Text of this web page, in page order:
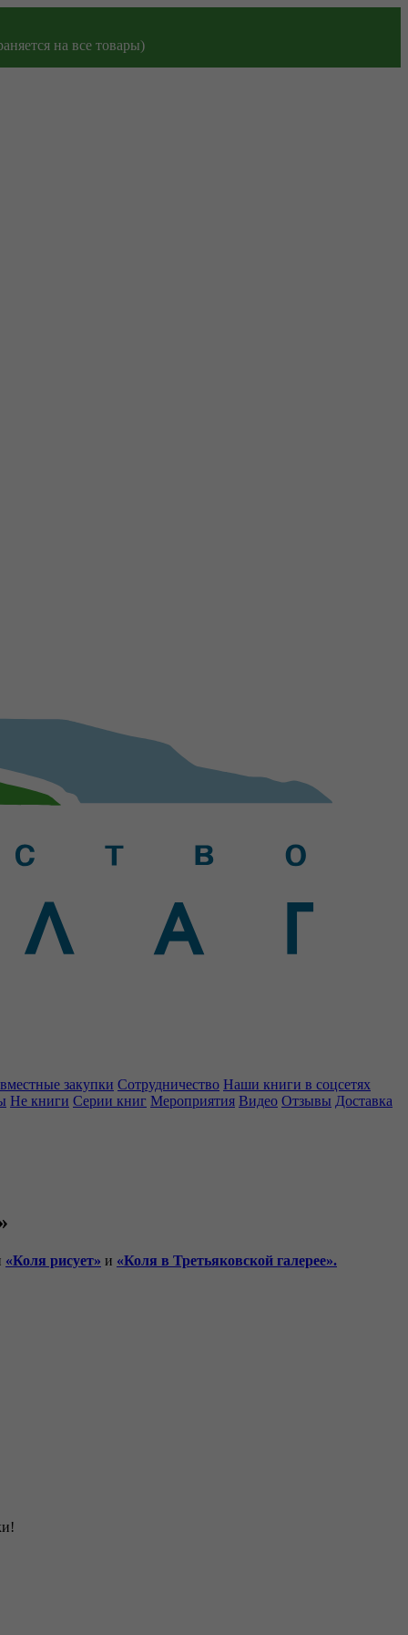
на все товары)
закупки Сотрудничество Наши книги в соцсетях
Не книги Серии книг Мероприятия Видео Отзывы Доставка
«Коля рисует» и «Коля в Третьяковской галерее».